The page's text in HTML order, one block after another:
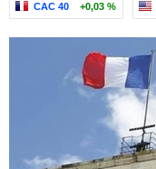
CAC 40 +0,03 %